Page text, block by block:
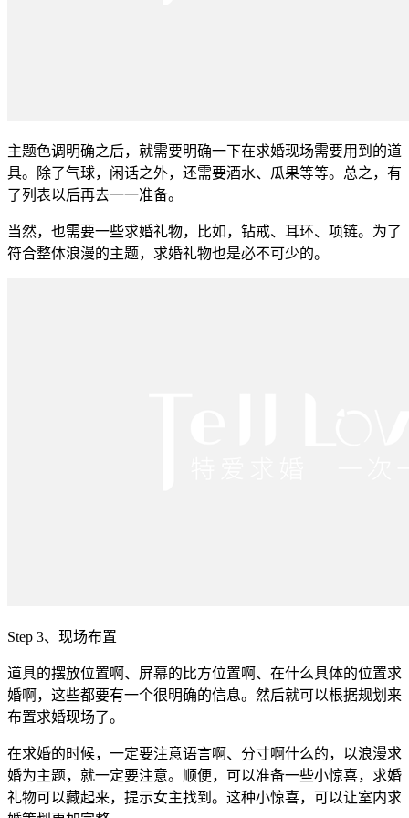
主题色调明确之后，就需要明确一下在求婚现场需要用到的道
具。除了气球，闲话之外，还需要酒水、瓜果等等。总之，有
了列表以后再去一一准备。
当然，也需要一些求婚礼物，比如，钻戒、耳环、项链。为了
符合整体浪漫的主题，求婚礼物也是必不可少的。
Step 3、现场布置
道具的摆放位置啊、屏幕的比方位置啊、在什么具体的位置求
婚啊，这些都要有一个很明确的信息。然后就可以根据规划来
布置求婚现场了。
在求婚的时候，一定要注意语言啊、分寸啊什么的，以浪漫求
婚为主题，就一定要注意。顺便，可以准备一些小惊喜，求婚
礼物可以藏起来，提示女主找到。这种小惊喜，可以让室内求